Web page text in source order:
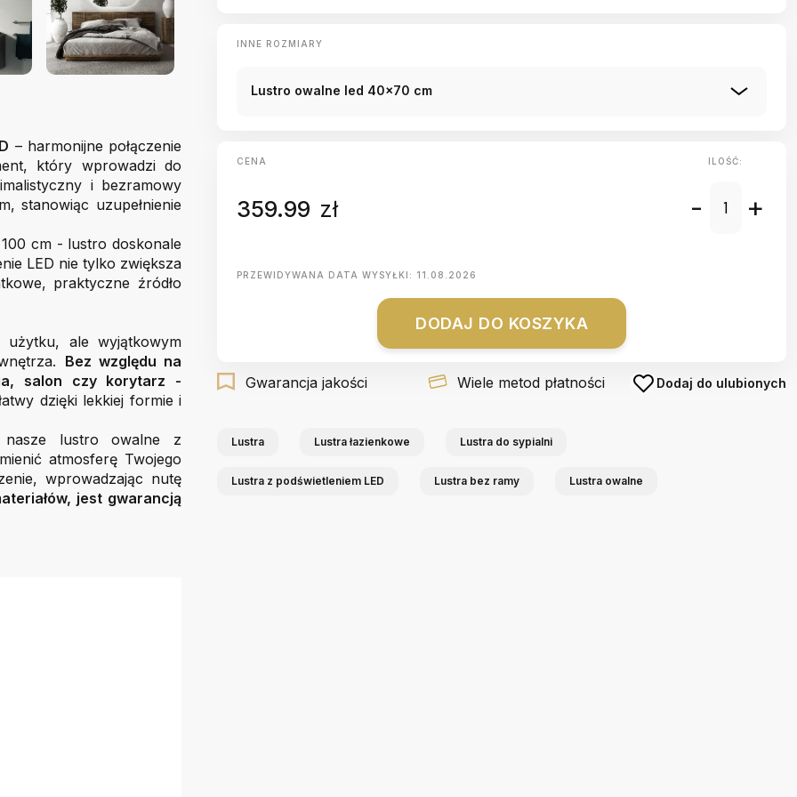
– harmonijne połączenie
który wprowadzi do
i bezramowy
stanowiąc uzupełnienie
cm - lustro doskonale
LED nie tylko zwiększa
praktyczne źródło
użytku, ale wyjątkowym
Bez względu na
salon czy korytarz -
dzięki lekkiej formie i
lustro owalne z
atmosferę Twojego
wprowadzając nutę
jest gwarancją
INNE ROZMIARY
Lustro owalne led 40x70 cm
CENA
359.99 zł
ILOŚĆ:
- +
PRZEWIDYWANA DATA WYSYŁKI: 11.08.2026
DODAJ DO KOSZYKA
Gwarancja jakości Wiele metod płatności Dodaj do ulubionych
Lustra Lustra łazienkowe Lustra do sypialni
Lustra z podświetleniem LED Lustra bez ramy Lustra owalne